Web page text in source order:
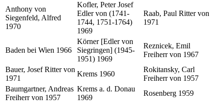
Anthony von
Siegenfeld, Alfred
1970
Kofler, Peter Josef
Edler von (1741-
1744, 1751-1764)
1969
Raab, Paul Ritter von
1971
Baden bei Wien 1966
Körner [Edler von
Siegringen] (1945-
1951) 1969
Reznicek, Emil
Freiherr von 1967
Bauer, Josef Ritter von
1971
Krems 1960
Rokitansky, Carl
Freiherr von 1957
Baumgartner, Andreas
Freiherr von 1957
Krems a. d. Donau
1969
Rosenberg 1959